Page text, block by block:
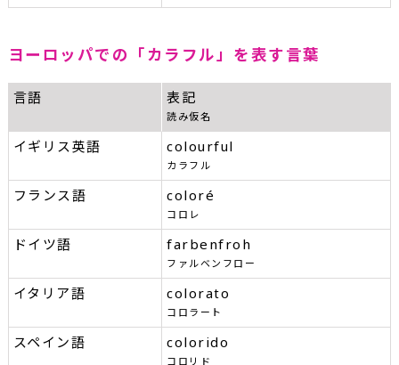
ヨーロッパでの「カラフル」を表す言葉
言語 表記
読み仮名
イギリス英語 colourful
カラフル
フランス語 coloré
コロレ
ドイツ語 farbenfroh
ファルベンフロー
イタリア語 colorato
コロラート
スペイン語 colorido
コロリド